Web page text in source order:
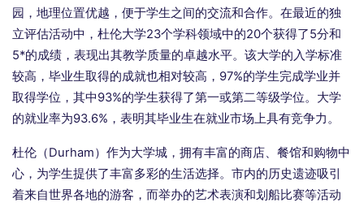
园，地理位置优越，便于学生之间的交流和合作。在最近的独
立评估活动中，杜伦大学23个学科领域中的20个获得了5分和
5*的成绩，表现出其教学质量的卓越水平。该大学的入学标准
较高，毕业生取得的成就也相对较高，97%的学生完成学业并
取得学位，其中93%的学生获得了第一或第二等级学位。大学
的就业率为93.6%，表明其毕业生在就业市场上具有竞争力。
杜伦（Durham）作为大学城，拥有丰富的商店、餐馆和购物中
心，为学生提供了丰富多彩的生活选择。市内的历史遗迹吸引
着来自世界各地的游客，而举办的艺术表演和划船比赛等活动